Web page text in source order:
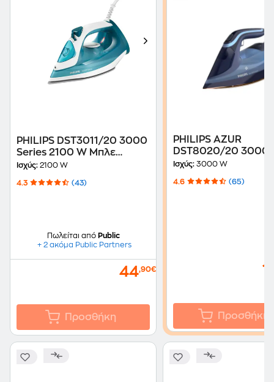
PHILIPS DST3011/20 3000
Series 2100 W Μπλε
Σίδερο Ατμού
Ισχύς: 2100 W
4.3 (43)
Πωλείται από Public
+ 2 ακόμα Public Partners
44,90€
Προσθήκη
PHILIPS AZUR
DST8020/20 3000
Μπλε Σίδερο Ατμού
Ισχύς: 3000 W
4.6 (65)
Προσθήκη